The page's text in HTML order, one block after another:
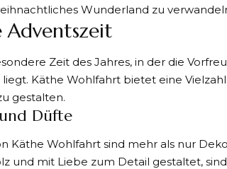
Wunderland zu
Zeit des Jahres, in der die
Käthe Wohlfahrt bietet eine
gestalten.
Düfte
Käthe Wohlfahrt sind mehr als nur
und mit Liebe zum Detail gestaltet,